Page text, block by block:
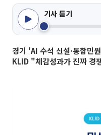
기사 듣기
경기 'AI 수석 신설·통합
KLID "체감성과가 진짜 경